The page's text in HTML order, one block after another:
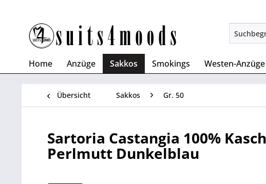
Home Anzüge Sakkos Smokings Westen-
Übersicht Sakkos Gr. 50
Sartoria Castangia 100%
Perlmutt Dunkelblau